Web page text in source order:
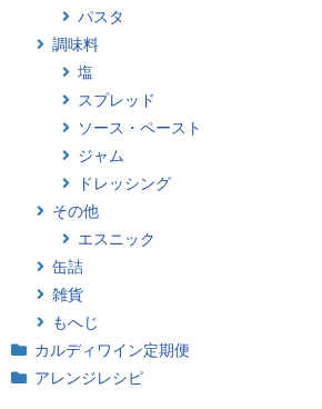
パスタ
調味料
塩
スプレッド
ソース・ペースト
ジャム
ドレッシング
その他
エスニック
缶詰
雑貨
もへじ
カルディワイン定期便
アレンジレシピ